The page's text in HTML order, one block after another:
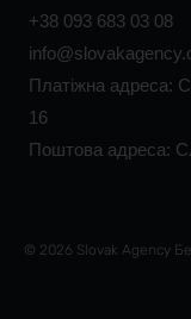
+38 093 683 03 08
Платіжна адреса:
16
Поштова адреса:
© 2026 Slovak Agency